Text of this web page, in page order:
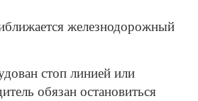
железнодорожный
стоп линией или
обязан остановиться